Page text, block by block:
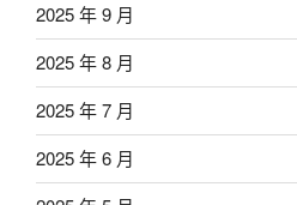
2025 年 9 月
2025 年 8 月
2025 年 7 月
2025 年 6 月